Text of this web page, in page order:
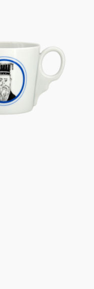
Berliner Duft
Einzelstücke